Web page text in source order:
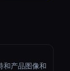
和产品图像和